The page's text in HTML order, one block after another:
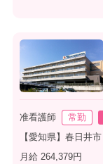
准看護師 常勤
【愛知県】春日井市
月給 264,379円